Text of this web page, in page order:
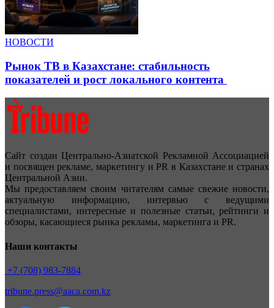
НОВОСТИ
Рынок ТВ в Казахстане: стабильность
показателей и рост локального контента
Сайт создан Центрально-Азиатской Рекламной Ассоциацией
и посвящен рекламе, маркетингу и PR в Казахстане и странах
Центральной Азии.
Мы предоставляем своим читателям самые свежие новости,
актуальную информацию, интервью с ведущими
специалистами, интересные и полезные статьи, рейтинги и
обзоры, касающиеся рынка рекламы, маркетинга и PR.
Наши контакты
+7 (708) 983-7884
tribune.press@aaca.com.kz